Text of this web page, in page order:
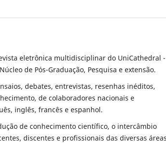
eletrônica multidisciplinar do UniCathedral -
de Pós-Graduação, Pesquisa e extensão.
debates, entrevistas, resenhas inéditos,
de colaboradores nacionais e
inglês, francês e espanhol.
de conhecimento científico, o intercâmbio
discentes e profissionais das diversas